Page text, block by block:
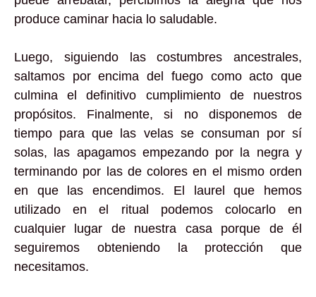
produce caminar hacia lo saludable.
Luego, siguiendo las costumbres ancestrales,
saltamos por encima del fuego como acto que
culmina el definitivo cumplimiento de nuestros
propósitos. Finalmente, si no disponemos de
tiempo para que las velas se consuman por sí
solas, las apagamos empezando por la negra y
terminando por las de colores en el mismo orden
en que las encendimos. El laurel que hemos
utilizado en el ritual podemos colocarlo en
cualquier lugar de nuestra casa porque de él
seguiremos obteniendo la protección que
necesitamos.